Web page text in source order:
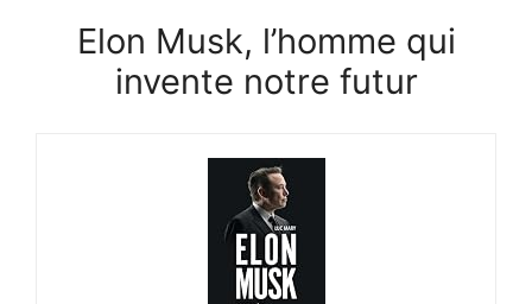
Elon Musk, l’homme qui
invente notre futur